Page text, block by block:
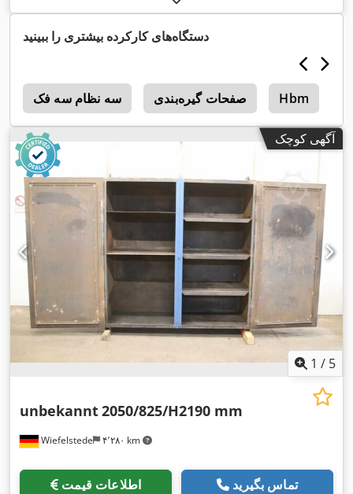
دستگاه‌های کارکرده بیشتری را ببینید
سه نظام سه فک صفحات گیره‌بندی Hbm
آگهی کوچک
1 / 5
Wiefelstede ۴٬۲۸۰ km
unbekannt2050/825/H2190 mm
اطلاعات قیمت تماس بگیرید